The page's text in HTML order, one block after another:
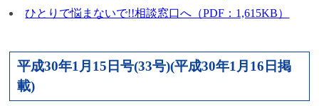
ひとりで悩まないで!!相談窓口へ（PDF：1,615KB）
平成30年1月15日号(33号)(平成30年1月16日掲
載)